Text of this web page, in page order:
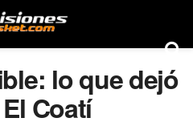
lo que dejó
Coatí